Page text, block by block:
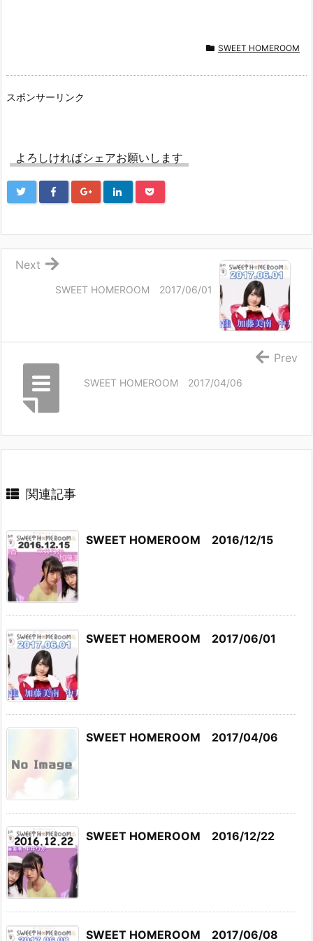
SWEET HOMEROOM
スポンサーリンク
よろしければシェアお願いします
SWEET HOMEROOM 2017/06/01
Next
SWEET HOMEROOM 2017/04/06
Prev
関連記事
SWEET HOMEROOM 2016/12/15
SWEET HOMEROOM 2017/06/01
SWEET HOMEROOM 2017/04/06
SWEET HOMEROOM 2016/12/22
SWEET HOMEROOM 2017/06/08